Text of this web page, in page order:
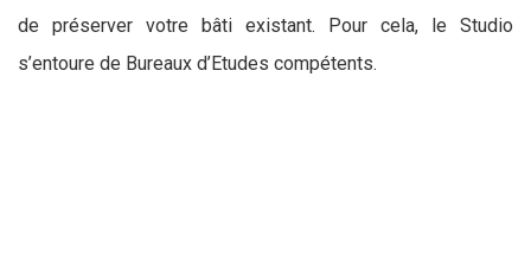
de préserver votre bâti existant. Pour cela, le Studio
s’entoure de Bureaux d’Etudes compétents.